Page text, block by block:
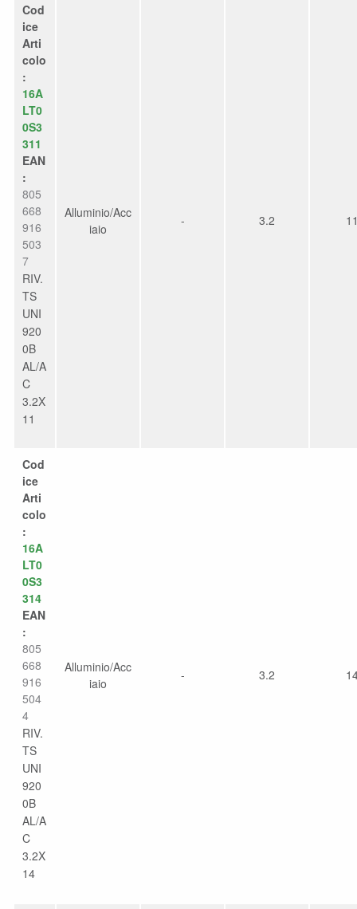
Cod
ice
Arti
colo
:
16A
LT0
0S3
311
EAN
:
805
668
916
503
7
RIV.
TS
UNI
920
0B
AL/A
C
3.2X
11
Alluminio/Acc
iaio
- 3.2
Cod
ice
Arti
colo
:
16A
LT0
0S3
314
EAN
:
805
668
916
504
4
RIV.
TS
UNI
920
0B
AL/A
C
3.2X
14
Alluminio/Acc
iaio
- 3.2